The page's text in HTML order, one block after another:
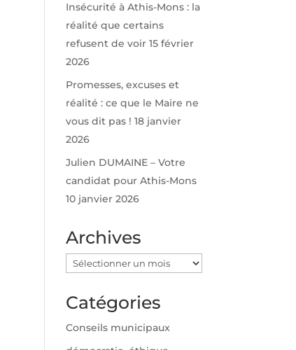
Insécurité à Athis-Mons : la
réalité que certains
refusent de voir 15 février
2026
Promesses, excuses et
réalité : ce que le Maire ne
vous dit pas ! 18 janvier
2026
Julien DUMAINE – Votre
candidat pour Athis-Mons
10 janvier 2026
Archives
Archives
Catégories
Conseils municipaux